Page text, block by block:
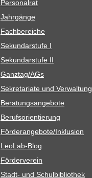
Per­so­nal­rat
Jahr­gänge
Fach­be­rei­che
Sekun­dar­stufe I
Sekun­dar­stufe II
Ganztag/​​AGs
Sekre­ta­riate und Verwaltung
Bera­tungs­an­ge­bote
Berufs­ori­en­tie­rung
Förderangebote/​​Inklusion
Leo­Lab-Blog
För­der­ver­ein
Stadt- und Schulbibliothek